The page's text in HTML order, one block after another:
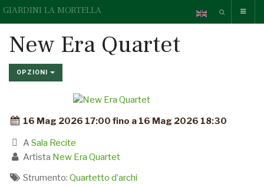
GIARDINI LA MORTELLA
New Era Quartet
OPZIONI
16 Mag 2026 17:00 fino a 16 Mag 2026 18:30
A Sala Recite
Artista New Era Quartet
Strumento: Quartetto d’archi